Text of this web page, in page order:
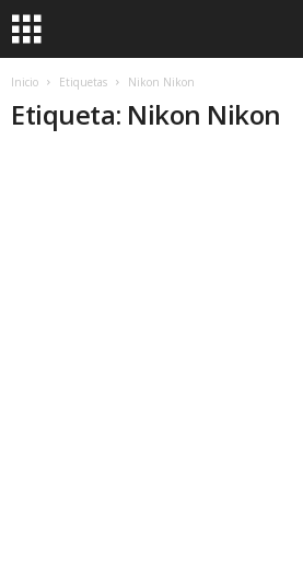
Inicio Etiquetas Nikon Nikon
Etiqueta: Nikon Nikon